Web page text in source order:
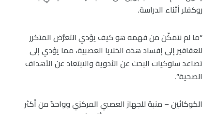
روكفلر أثناء الدراسة.
“ما لم نتمكّن من فهمه هو كيف يؤدي التعرُّض المتكرر
للعقاقير إلى إفساد هذه الخلايا العصبية، مما يؤدي إلى
تصاعد سلوكيات البحث عن الأدوية والابتعاد عن الأهداف
الصحية.”.
الكوكائين – منبهٌ للجهاز العصبي المركزي وواحدٌ من أكثر